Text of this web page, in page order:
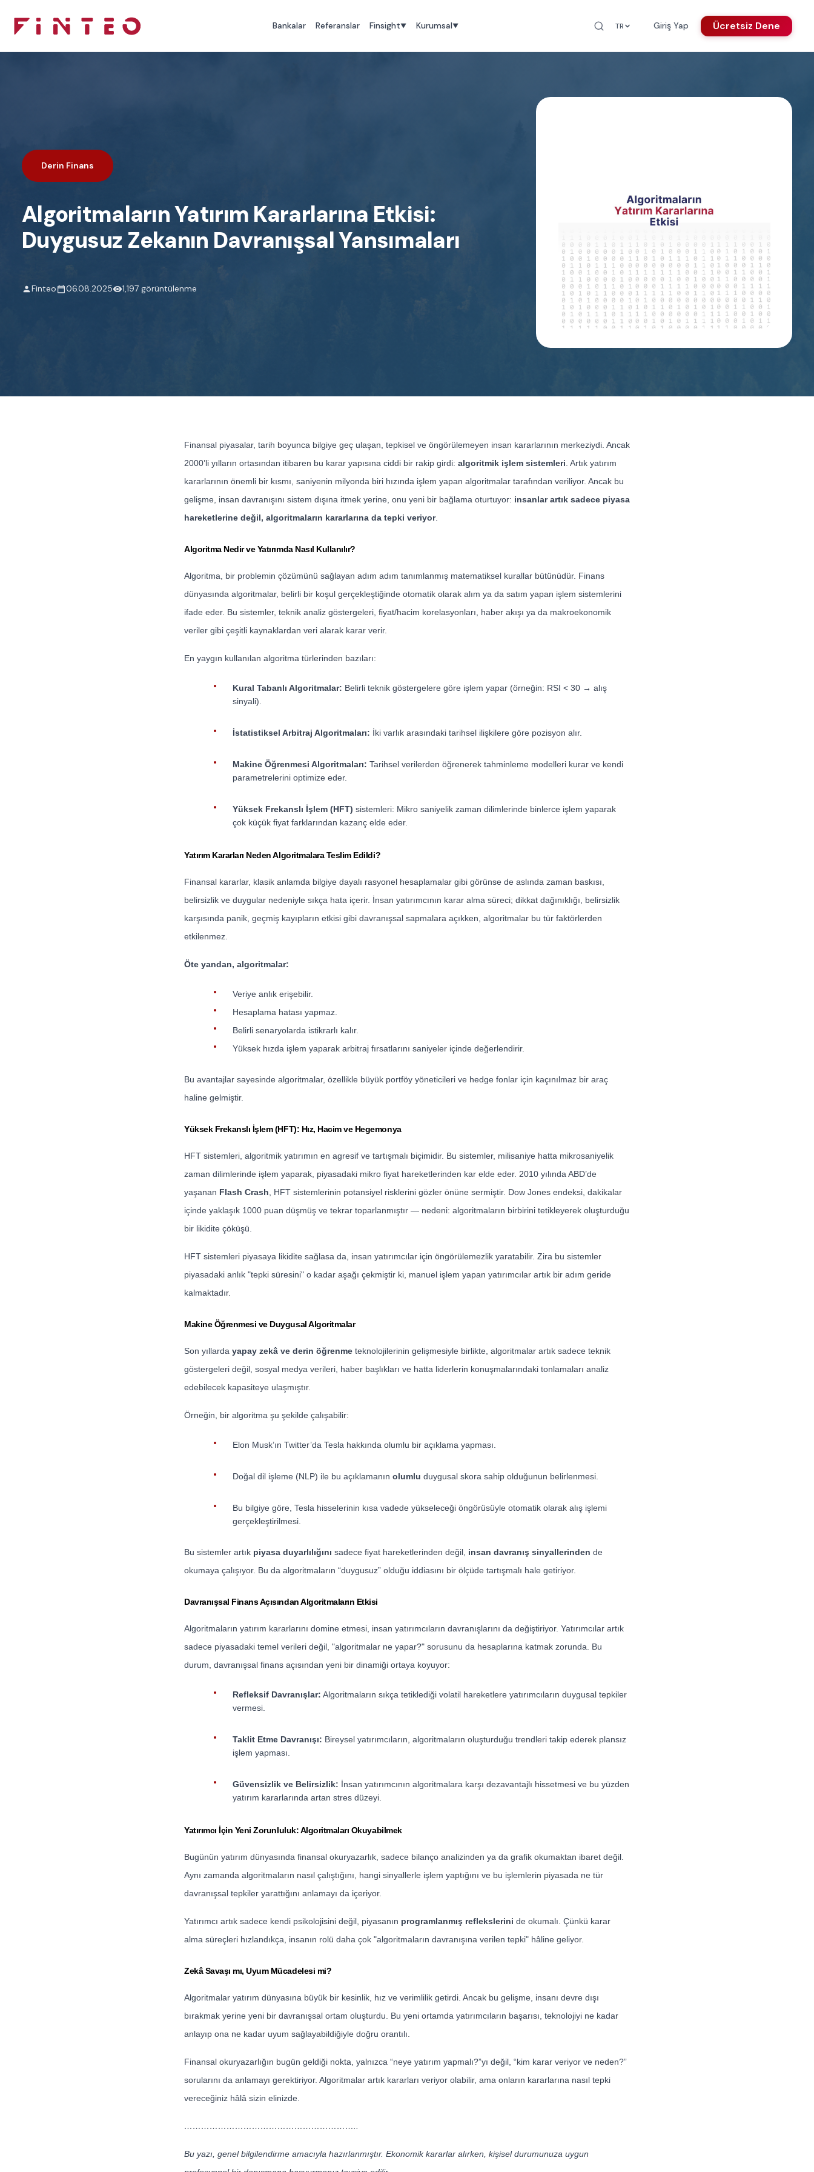
Bankalar Referanslar Finsight▼ Kurumsal▼ TR Giriş Yap Ücretsiz Dene
Derin Finans
Algoritmaların Yatırım Kararlarına Etkisi:
Duygusuz Zekanın Davranışsal Yansımaları
Finteo 06.08.2025 1,197 görüntülenme
Finansal piyasalar, tarih boyunca bilgiye geç ulaşan, tepkisel ve öngörülemeyen insan kararlarının merkeziydi. Ancak
2000’li yılların ortasından itibaren bu karar yapısına ciddi bir rakip girdi: algoritmik işlem sistemleri . Artık yatırım
kararlarının önemli bir kısmı, saniyenin milyonda biri hızında işlem yapan algoritmalar tarafından veriliyor. Ancak bu
gelişme, insan davranışını sistem dışına itmek yerine, onu yeni bir bağlama oturtuyor: insanlar artık sadece piyasa
hareketlerine değil, algoritmaların kararlarına da tepki veriyor.
Algoritma Nedir ve Yatırımda Nasıl Kullanılır?
Algoritma, bir problemin çözümünü sağlayan adım adım tanımlanmış matematiksel kurallar bütünüdür. Finans
dünyasında algoritmalar, belirli bir koşul gerçekleştiğinde otomatik olarak alım ya da satım yapan işlem sistemlerini
ifade eder. Bu sistemler, teknik analiz göstergeleri, fiyat/hacim korelasyonları, haber akışı ya da makroekonomik
veriler gibi çeşitli kaynaklardan veri alarak karar verir.
En yaygın kullanılan algoritma türlerinden bazıları:
Kural Tabanlı Algoritmalar: Belirli teknik göstergelere göre işlem yapar (örneğin: RSI < 30 → alış
sinyali).
İstatistiksel Arbitraj Algoritmaları: İki varlık arasındaki tarihsel ilişkilere göre pozisyon alır.
Makine Öğrenmesi Algoritmaları: Tarihsel verilerden öğrenerek tahminleme modelleri kurar ve kendi
parametrelerini optimize eder.
Yüksek Frekanslı İşlem (HFT) sistemleri: Mikro saniyelik zaman dilimlerinde binlerce işlem yaparak
çok küçük fiyat farklarından kazanç elde eder.
Yatırım Kararları Neden Algoritmalara Teslim Edildi?
Finansal kararlar, klasik anlamda bilgiye dayalı rasyonel hesaplamalar gibi görünse de aslında zaman baskısı,
belirsizlik ve duygular nedeniyle sıkça hata içerir. İnsan yatırımcının karar alma süreci; dikkat dağınıklığı, belirsizlik
karşısında panik, geçmiş kayıpların etkisi gibi davranışsal sapmalara açıkken, algoritmalar bu tür faktörlerden
etkilenmez.
Öte yandan, algoritmalar:
Veriye anlık erişebilir.
Hesaplama hatası yapmaz.
Belirli senaryolarda istikrarlı kalır.
Yüksek hızda işlem yaparak arbitraj fırsatlarını saniyeler içinde değerlendirir.
Bu avantajlar sayesinde algoritmalar, özellikle büyük portföy yöneticileri ve hedge fonlar için kaçınılmaz bir araç
haline gelmiştir.
Yüksek Frekanslı İşlem (HFT): Hız, Hacim ve Hegemonya
HFT sistemleri, algoritmik yatırımın en agresif ve tartışmalı biçimidir. Bu sistemler, milisaniye hatta mikrosaniyelik
zaman dilimlerinde işlem yaparak, piyasadaki mikro fiyat hareketlerinden kar elde eder. 2010 yılında ABD’de
yaşanan Flash Crash , HFT sistemlerinin potansiyel risklerini gözler önüne sermiştir. Dow Jones endeksi, dakikalar
içinde yaklaşık 1000 puan düşmüş ve tekrar toparlanmıştır — nedeni: algoritmaların birbirini tetikleyerek oluşturduğu
bir likidite çöküşü.
HFT sistemleri piyasaya likidite sağlasa da, insan yatırımcılar için öngörülemezlik yaratabilir. Zira bu sistemler
piyasadaki anlık "tepki süresini" o kadar aşağı çekmiştir ki, manuel işlem yapan yatırımcılar artık bir adım geride
kalmaktadır.
Makine Öğrenmesi ve Duygusal Algoritmalar
Son yıllarda yapay zekâ ve derin öğrenme teknolojilerinin gelişmesiyle birlikte, algoritmalar artık sadece teknik
göstergeleri değil, sosyal medya verileri, haber başlıkları ve hatta liderlerin konuşmalarındaki tonlamaları analiz
edebilecek kapasiteye ulaşmıştır.
Örneğin, bir algoritma şu şekilde çalışabilir:
Elon Musk’ın Twitter’da Tesla hakkında olumlu bir açıklama yapması.
Doğal dil işleme (NLP) ile bu açıklamanın olumlu duygusal skora sahip olduğunun belirlenmesi.
Bu bilgiye göre, Tesla hisselerinin kısa vadede yükseleceği öngörüsüyle otomatik olarak alış işlemi
gerçekleştirilmesi.
Bu sistemler artık piyasa duyarlılığını sadece fiyat hareketlerinden değil, insan davranış sinyallerinden de
okumaya çalışıyor. Bu da algoritmaların “duygusuz” olduğu iddiasını bir ölçüde tartışmalı hale getiriyor.
Davranışsal Finans Açısından Algoritmaların Etkisi
Algoritmaların yatırım kararlarını domine etmesi, insan yatırımcıların davranışlarını da değiştiriyor. Yatırımcılar artık
sadece piyasadaki temel verileri değil, "algoritmalar ne yapar?" sorusunu da hesaplarına katmak zorunda. Bu
durum, davranışsal finans açısından yeni bir dinamiği ortaya koyuyor:
Refleksif Davranışlar: Algoritmaların sıkça tetiklediği volatil hareketlere yatırımcıların duygusal tepkiler
vermesi.
Taklit Etme Davranışı: Bireysel yatırımcıların, algoritmaların oluşturduğu trendleri takip ederek plansız
işlem yapması.
Güvensizlik ve Belirsizlik: İnsan yatırımcının algoritmalara karşı dezavantajlı hissetmesi ve bu yüzden
yatırım kararlarında artan stres düzeyi.
Yatırımcı İçin Yeni Zorunluluk: Algoritmaları Okuyabilmek
Bugünün yatırım dünyasında finansal okuryazarlık, sadece bilanço analizinden ya da grafik okumaktan ibaret değil.
Aynı zamanda algoritmaların nasıl çalıştığını, hangi sinyallerle işlem yaptığını ve bu işlemlerin piyasada ne tür
davranışsal tepkiler yarattığını anlamayı da içeriyor.
Yatırımcı artık sadece kendi psikolojisini değil, piyasanın programlanmış reflekslerini de okumalı. Çünkü karar
alma süreçleri hızlandıkça, insanın rolü daha çok "algoritmaların davranışına verilen tepki" hâline geliyor.
Zekâ Savaşı mı, Uyum Mücadelesi mi?
Algoritmalar yatırım dünyasına büyük bir kesinlik, hız ve verimlilik getirdi. Ancak bu gelişme, insanı devre dışı
bırakmak yerine yeni bir davranışsal ortam oluşturdu. Bu yeni ortamda yatırımcıların başarısı, teknolojiyi ne kadar
anlayıp ona ne kadar uyum sağlayabildiğiyle doğru orantılı.
Finansal okuryazarlığın bugün geldiği nokta, yalnızca “neye yatırım yapmalı?”yı değil, “kim karar veriyor ve neden?”
sorularını da anlamayı gerektiriyor. Algoritmalar artık kararları veriyor olabilir, ama onların kararlarına nasıl tepki
vereceğiniz hâlâ sizin elinizde.
……………………………………………………..
Bu yazı, genel bilgilendirme amacıyla hazırlanmıştır. Ekonomik kararlar alırken, kişisel durumunuza uygun